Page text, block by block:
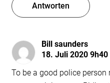
Antworten
Bill saunders
18. Juli 2020 9h40
To be a good police person